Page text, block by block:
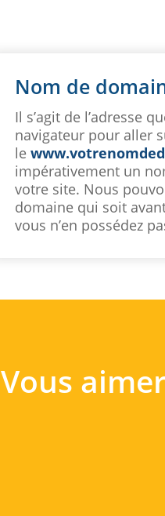
Nom de
Il s’agit de l’adresse
navigateur pour aller
le
impérativement un
votre site. Nous
domaine qui soit
vous n’en possédez
Vous